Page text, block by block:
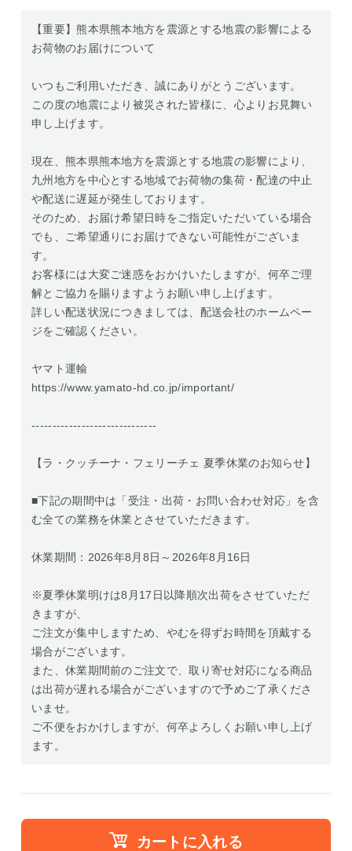
【重要】熊本県熊本地方を震源とする地震の影響による
お荷物のお届けについて
いつもご利用いただき、誠にありがとうございます。
この度の地震により被災された皆様に、心よりお見舞い
申し上げます。
現在、熊本県熊本地方を震源とする地震の影響により、
九州地方を中心とする地域でお荷物の集荷・配達の中止
や配送に遅延が発生しております。
そのため、お届け希望日時をご指定いただいている場合
でも、ご希望通りにお届けできない可能性がございま
す。
お客様には大変ご迷惑をおかけいたしますが、何卒ご理
解とご協力を賜りますようお願い申し上げます。
詳しい配送状況につきましては、配送会社のホームペー
ジをご確認ください。
ヤマト運輸
https://www.yamato-hd.co.jp/important/
------------------------------
【ラ・クッチーナ・フェリーチェ 夏季休業のお知らせ】
■下記の期間中は「受注・出荷・お問い合わせ対応」を含
む全ての業務を休業とさせていただきます。
休業期間：2026年8月8日～2026年8月16日
※夏季休業明けは8月17日以降順次出荷をさせていただ
きますが、
ご注文が集中しますため、やむを得ずお時間を頂戴する
場合がございます。
また、休業期間前のご注文で、取り寄せ対応になる商品
は出荷が遅れる場合がございますので予めご了承くださ
いませ。
ご不便をおかけしますが、何卒よろしくお願い申し上げ
ます。
カートに入れる